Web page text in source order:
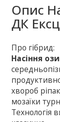
Опис
ДК
Про гібрид:
Насіння
хвороб
мозаїки
Технологія